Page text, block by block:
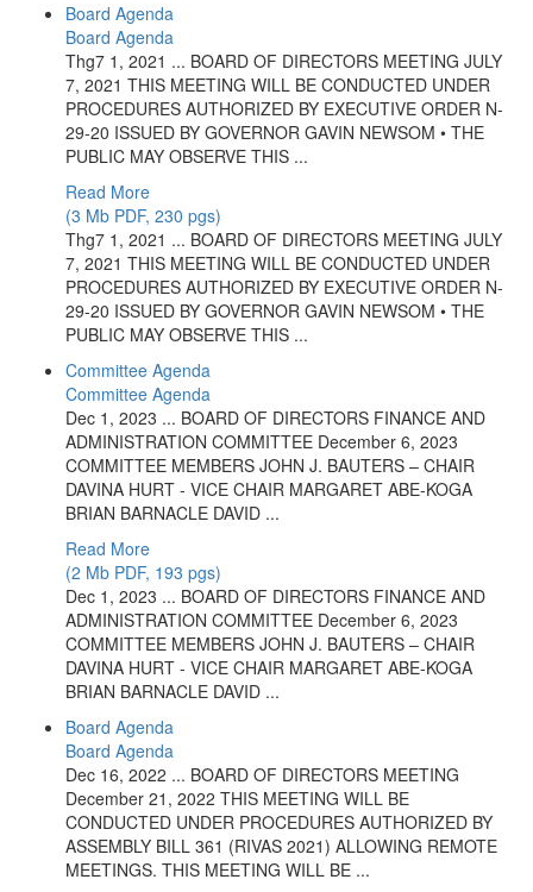
Board Agenda
Board Agenda
Thg7 1, 2021 ... BOARD OF DIRECTORS MEETING JULY
7, 2021 THIS MEETING WILL BE CONDUCTED UNDER
PROCEDURES AUTHORIZED BY EXECUTIVE ORDER N-
29-20 ISSUED BY GOVERNOR GAVIN NEWSOM • THE
PUBLIC MAY OBSERVE THIS ...
Read More
(3 Mb PDF, 230 pgs)
Thg7 1, 2021 ... BOARD OF DIRECTORS MEETING JULY
7, 2021 THIS MEETING WILL BE CONDUCTED UNDER
PROCEDURES AUTHORIZED BY EXECUTIVE ORDER N-
29-20 ISSUED BY GOVERNOR GAVIN NEWSOM • THE
PUBLIC MAY OBSERVE THIS ...
Committee Agenda
Committee Agenda
Dec 1, 2023 ... BOARD OF DIRECTORS FINANCE AND
ADMINISTRATION COMMITTEE December 6, 2023
COMMITTEE MEMBERS JOHN J. BAUTERS – CHAIR
DAVINA HURT - VICE CHAIR MARGARET ABE-KOGA
BRIAN BARNACLE DAVID ...
Read More
(2 Mb PDF, 193 pgs)
Dec 1, 2023 ... BOARD OF DIRECTORS FINANCE AND
ADMINISTRATION COMMITTEE December 6, 2023
COMMITTEE MEMBERS JOHN J. BAUTERS – CHAIR
DAVINA HURT - VICE CHAIR MARGARET ABE-KOGA
BRIAN BARNACLE DAVID ...
Board Agenda
Board Agenda
Dec 16, 2022 ... BOARD OF DIRECTORS MEETING
December 21, 2022 THIS MEETING WILL BE
CONDUCTED UNDER PROCEDURES AUTHORIZED BY
ASSEMBLY BILL 361 (RIVAS 2021) ALLOWING REMOTE
MEETINGS. THIS MEETING WILL BE ...